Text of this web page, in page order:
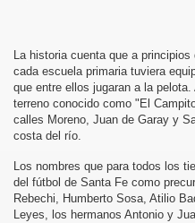
La historia cuenta que a
cada escuela primaria tuviera
que entre ellos jugaran a la
terreno conocido como "El
calles Moreno, Juan de Garay y
costa del río.
Los nombres que para todos los
del fútbol de Santa Fe como
Rebechi, Humberto Sosa, Atilio
Leyes, los hermanos Antonio y